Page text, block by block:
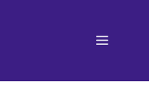
Menú